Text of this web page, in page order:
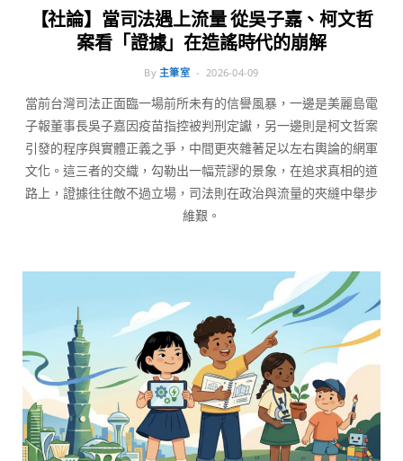
【社論】當司法遇上流量 從吳子嘉、柯文哲
案看「證據」在造謠時代的崩解
By 主筆室 2026-04-09
當前台灣司法正面臨一場前所未有的信譽風暴，一邊是美麗島電
子報董事長吳子嘉因疫苗指控被判刑定讞，另一邊則是柯文哲案
引發的程序與實體正義之爭，中間更夾雜著足以左右輿論的網軍
文化。這三者的交織，勾勒出一幅荒謬的景象，在追求真相的道
路上，證據往往敵不過立場，司法則在政治與流量的夾縫中舉步
維艱。